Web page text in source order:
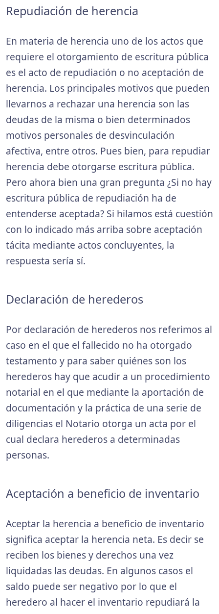
Repudiación de herencia
En materia de herencia uno de los actos que
requiere el otorgamiento de escritura pública
es el acto de repudiación o no aceptación de
herencia. Los principales motivos que pueden
llevarnos a rechazar una herencia son las
deudas de la misma o bien determinados
motivos personales de desvinculación
afectiva, entre otros. Pues bien, para repudiar
herencia debe otorgarse escritura pública.
Pero ahora bien una gran pregunta ¿Si no hay
escritura pública de repudiación ha de
entenderse aceptada? Si hilamos está cuestión
con lo indicado más arriba sobre aceptación
tácita mediante actos concluyentes, la
respuesta sería sí.
Declaración de herederos
Por declaración de herederos nos referimos al
caso en el que el fallecido no ha otorgado
testamento y para saber quiénes son los
herederos hay que acudir a un procedimiento
notarial en el que mediante la aportación de
documentación y la práctica de una serie de
diligencias el Notario otorga un acta por el
cual declara herederos a determinadas
personas.
Aceptación a beneficio de inventario
Aceptar la herencia a beneficio de inventario
significa aceptar la herencia neta. Es decir se
reciben los bienes y derechos una vez
liquidadas las deudas. En algunos casos el
saldo puede ser negativo por lo que el
heredero al hacer el inventario repudiará la